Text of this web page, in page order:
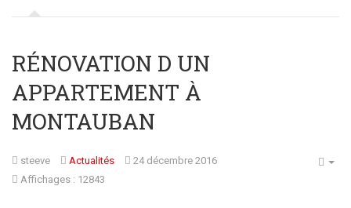
RÉNOVATION D UN
APPARTEMENT À
MONTAUBAN
steeve Actualités
24 décembre 2016
Affichages : 12843